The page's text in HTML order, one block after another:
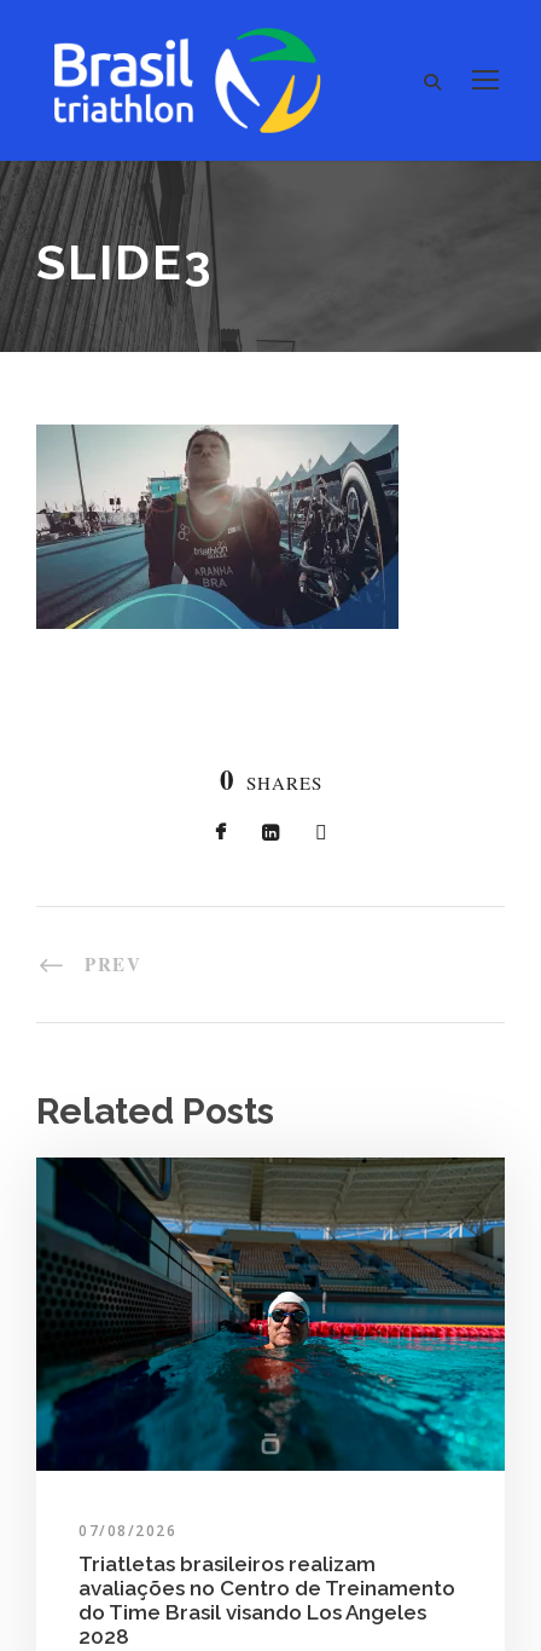
SLIDE3
0 SHARES
PREV
Related Posts
07/08/2026
Triatletas brasileiros realizam
avaliações no Centro de Treinamento
do Time Brasil visando Los Angeles
2028